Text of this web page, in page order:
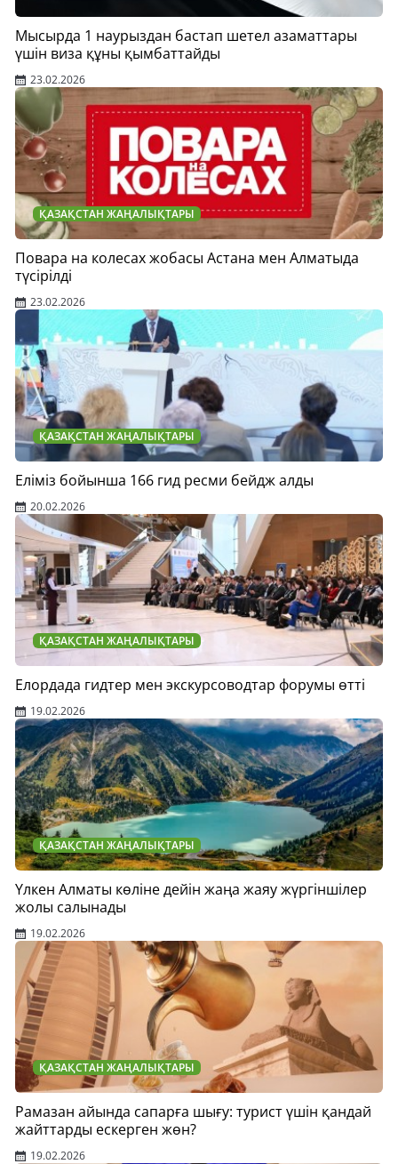
Мысырда 1 наурыздан бастап шетел азаматтары
үшін виза құны қымбаттайды
23.02.2026
ҚАЗАҚСТАН ЖАҢАЛЫҚТАРЫ
Повара на колесах жобасы Астана мен Алматыда
түсірілді
23.02.2026
ҚАЗАҚСТАН ЖАҢАЛЫҚТАРЫ
Еліміз бойынша 166 гид ресми бейдж алды
20.02.2026
ҚАЗАҚСТАН ЖАҢАЛЫҚТАРЫ
Елордада гидтер мен экскурсоводтар форумы өтті
19.02.2026
ҚАЗАҚСТАН ЖАҢАЛЫҚТАРЫ
Үлкен Алматы көліне дейін жаңа жаяу жүргіншілер
жолы салынады
19.02.2026
ҚАЗАҚСТАН ЖАҢАЛЫҚТАРЫ
Рамазан айында сапарға шығу: турист үшін қандай
жайттарды ескерген жөн?
19.02.2026